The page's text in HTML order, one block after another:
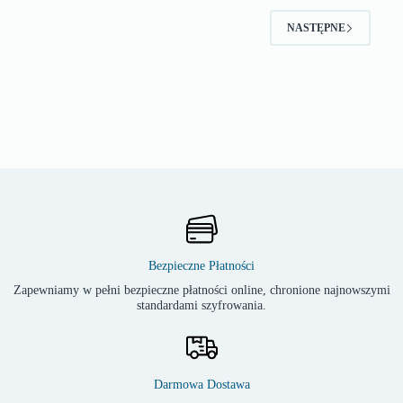
NASTĘPNE
Bezpieczne Płatności
Zapewniamy w pełni bezpieczne płatności online, chronione najnowszymi
standardami szyfrowania.
Darmowa Dostawa